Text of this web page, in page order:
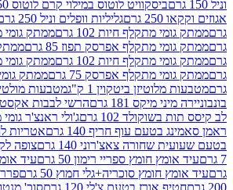
ביסקוויט לוטוס במילוי קרם לוטוס 150 גרם
גרם
גליליות וופלים וניל 250 גרם
מתקלף חיות 102 גרם
מתקלף אפרסק תפוז 85 גרם
מתקלף חיות 102 גרם
מתקלף אפרסק 75 גרם
ביטקוין 1 ק"ג
מטבעות מולטיזן 5 ש"ח 1 ק"ג
מיקס 181 גרם
הרשי לבבות אקסטרה קרימי 181 גרם
102 גרם
ג'ולי ראנצ'ר גומי מארז לב 107 גרם
עוף חריף 140 גרם
אטריות להכנה
שחורה צאצ'רוני 140 גרם
צופה לקריץ שטוח
חומץ ספריי רימון 50 גרם
חומץ סוכריה+גלי חמוץ 50 גרם
פררו רושר 100ג'
אורז בטעם צ'לי 120 גרם
סוכ' מנטוס רול